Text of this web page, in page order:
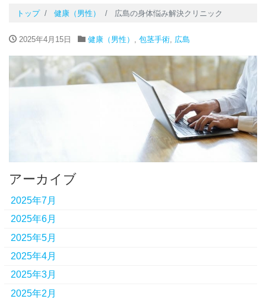
トップ 健康（男性） 広島の身体悩み解決クリニック
2025年4月15日 健康（男性） , 包茎手術, 広島
アーカイブ
2025年7月
2025年6月
2025年5月
2025年4月
2025年3月
2025年2月